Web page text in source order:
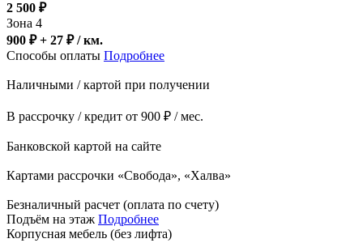
2 500 ₽
Зона 4
900 ₽ + 27 ₽/ км.
Способы оплаты Подробнее
Наличными / картой при получении
В рассрочку / кредит от 900 ₽ / мес.
Банковской картой на сайте
Картами рассрочки «Свобода», «Халва»
Безналичный расчет (оплата по счету)
Подъём на этаж Подробнее
Корпусная мебель (без лифта)